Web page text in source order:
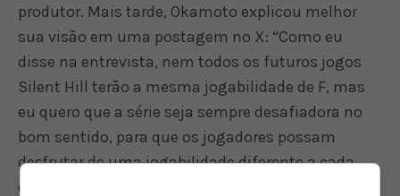
produtor. Mais tarde, Okamoto explicou melhor
sua visão em uma postagem no X: “Como eu
disse na entrevista, nem todos os futuros jogos
Silent Hill terão a mesma jogabilidade de F, mas
eu quero que a série seja sempre desafiadora no
bom sentido, para que os jogadores possam
desfrutar de uma jogabilidade diferente a cada
edição”.